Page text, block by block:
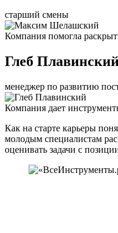
старший смены
Компания помогла
Глеб
менеджер по развитию
Компания дает
Как на старте карьеры
молодым специалистам
оценивать задачи с